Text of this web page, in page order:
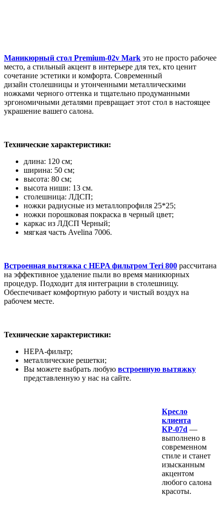
Маникюрный стол Premium-02v Mark это не просто рабочее
место, а стильный акцент в интерьере для тех, кто ценит
сочетание эстетики и комфорта. Современный
дизайн столешницы и утонченными металлическими
ножками черного оттенка и тщательно продуманными
эргономичными деталями превращает этот стол в настоящее
украшение вашего салона.
Технические характеристики:
длина: 120 см;
ширина: 50 см;
высота: 80 см;
высота ниши: 13 см.
столешница: ЛДСП;
ножки радиусные из металлопрофиля 25*25;
ножки порошковая покраска в черный цвет;
каркас из ЛДСП Черный;
мягкая часть Avelina 7006.
Встроенная вытяжка с HEPA фильтром Teri 800 рассчитана
на эффективное удаление пыли во время маникюрных
процедур. Подходит для интеграции в столешницу.
Обеспечивает комфортную работу и чистый воздух на
рабочем месте.
Технические характеристики:
HEPA-фильтр;
металлические решетки;
Вы можете выбрать любую встроенную вытяжку
представленную у нас на сайте.
Кресло
клиента
КР-07d —
выполнено в
современном
стиле и станет
изысканным
акцентом
любого салона
красоты.